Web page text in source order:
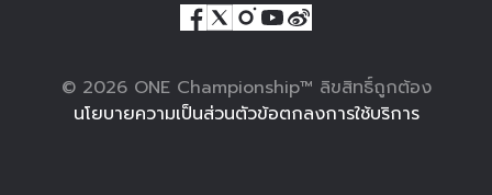
© 2026 ONE Championship™ ลิขสิทธิ์ถูกต้อง
นโยบายความเป็นส่วนตัวข้อตกลงการใช้บริการ